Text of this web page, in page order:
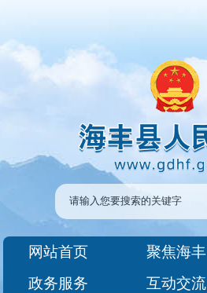
网站首页 聚焦海丰
政务服务
互动交流